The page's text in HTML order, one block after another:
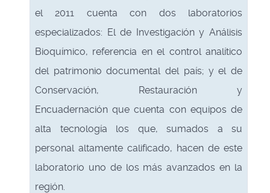
el 2011 cuenta con dos laboratorios
especializados: El de Investigación y Análisis
Bioquímico, referencia en el control analítico
del patrimonio documental del país; y el de
Conservación, Restauración y
Encuadernación que cuenta con equipos de
alta tecnología los que, sumados a su
personal altamente calificado, hacen de este
laboratorio uno de los más avanzados en la
región.